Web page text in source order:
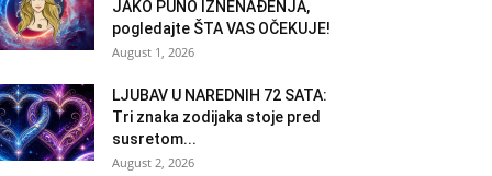
JAKO PUNO IZNENAĐENJA,
pogledajte ŠTA VAS OČEKUJE!
August 1, 2026
LJUBAV U NAREDNIH 72 SATA:
Tri znaka zodijaka stoje pred
susretom...
August 2, 2026